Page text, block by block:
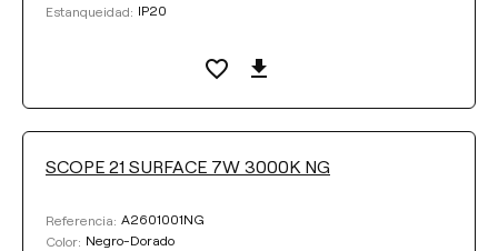
Estanqueidad: IP20
SCOPE 21 SURFACE 7W 3000K NG
Referencia: A2601001NG
Color: Negro-Dorado